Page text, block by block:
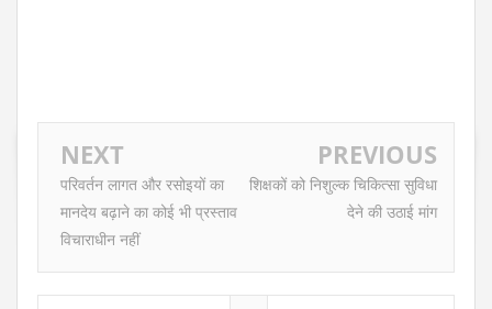
NEXT
परिवर्तन लागत और रसोइयों का
मानदेय बढ़ाने का कोई भी प्रस्ताव
विचाराधीन नहीं
PREVIOUS
शिक्षकों को निशुल्क चिकित्सा सुविधा
देने की उठाई मांग